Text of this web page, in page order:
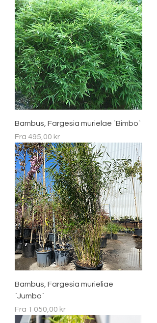
Bambus, Fargesia murielae `Bimbo`
Fra 495,00 kr
Salgspris
Bambus, Fargesia murieliae
`Jumbo`
Fra 1 050,00 kr
Salgspris